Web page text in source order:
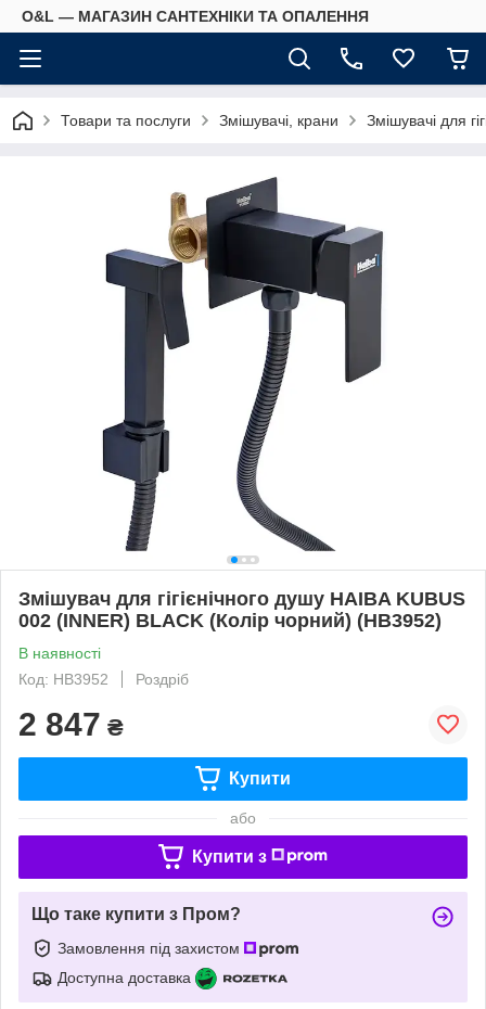
O&L — МАГАЗИН САНТЕХНІКИ ТА ОПАЛЕННЯ
Товари та послуги Змішувачі, крани Змішувачі для
Змішувач для гігієнічного душу HAIBA KUBUS
002 (INNER) BLACK (Колір чорний) (HB3952)
В наявності
Код: HB3952
Роздріб
2 847 ₴
Купити
або
Купити з
Що таке купити з Пром?
Замовлення під захистом
Доступна доставка